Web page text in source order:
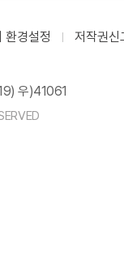
환경설정 저작권신
우)41061